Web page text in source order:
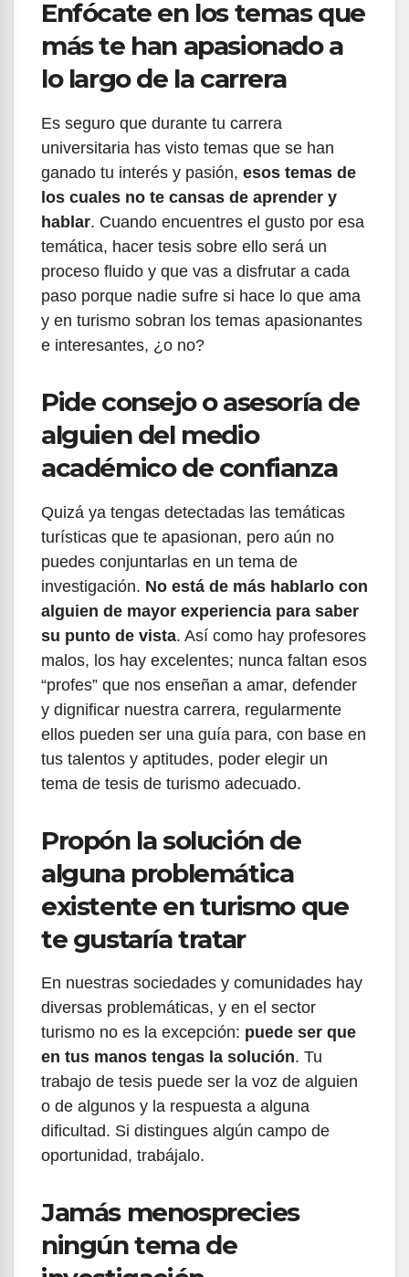
Enfócate en los temas que
más te han apasionado a
lo largo de la carrera
Es seguro que durante tu carrera
universitaria has visto temas que se han
ganado tu interés y pasión, esos temas de
los cuales no te cansas de aprender y
hablar. Cuando encuentres el gusto por esa
temática, hacer tesis sobre ello será un
proceso fluido y que vas a disfrutar a cada
paso porque nadie sufre si hace lo que ama
y en turismo sobran los temas apasionantes
e interesantes, ¿o no?
Pide consejo o asesoría de
alguien del medio
académico de confianza
Quizá ya tengas detectadas las temáticas
turísticas que te apasionan, pero aún no
puedes conjuntarlas en un tema de
investigación. No está de más hablarlo con
alguien de mayor experiencia para saber
su punto de vista. Así como hay profesores
malos, los hay excelentes; nunca faltan esos
“profes” que nos enseñan a amar, defender
y dignificar nuestra carrera, regularmente
ellos pueden ser una guía para, con base en
tus talentos y aptitudes, poder elegir un
tema de tesis de turismo adecuado.
Propón la solución de
alguna problemática
existente en turismo que
te gustaría tratar
En nuestras sociedades y comunidades hay
diversas problemáticas, y en el sector
turismo no es la excepción: puede ser que
en tus manos tengas la solución. Tu
trabajo de tesis puede ser la voz de alguien
o de algunos y la respuesta a alguna
dificultad. Si distingues algún campo de
oportunidad, trabájalo.
Jamás menosprecies
ningún tema de